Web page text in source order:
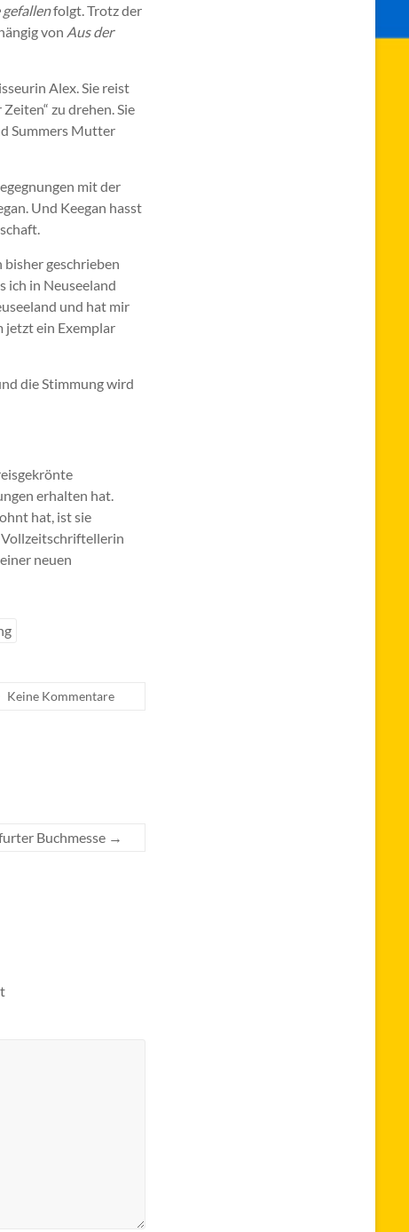
gefallenfolgt. Trotz der
von Aus der
Alex. Sie reist
zu drehen. Sie
Summers Mutter
mit der
Und Keegan hasst
bisher geschrieben
ich in Neuseeland
und hat mir
jetzt ein Exemplar
die Stimmung wird
erhalten hat.
hat, ist sie
neuen
Keine Kommentare
Buchmesse →